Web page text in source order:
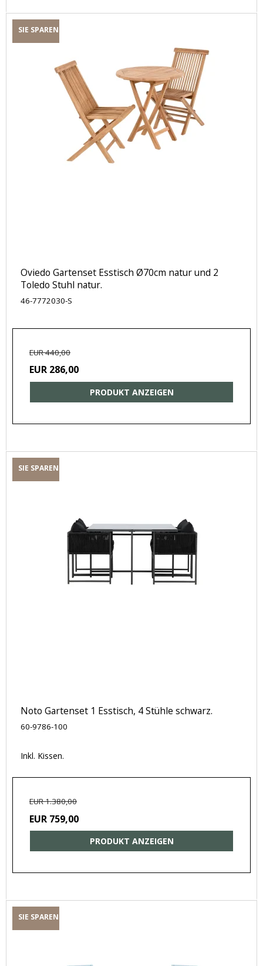
SIE SPAREN
Oviedo Gartenset Esstisch Ø70cm natur und 2
Toledo Stuhl natur.
46-7772030-S
EUR 440,00
EUR 286,00
PRODUKT ANZEIGEN
SIE SPAREN
Noto Gartenset 1 Esstisch, 4 Stühle schwarz.
60-9786-100
Inkl. Kissen.
EUR 1.380,00
EUR 759,00
PRODUKT ANZEIGEN
SIE SPAREN